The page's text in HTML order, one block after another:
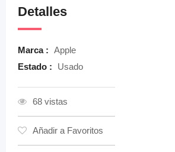
Detalles
Marca : Apple
Estado :
Usado
68 vistas
Añadir a Favoritos